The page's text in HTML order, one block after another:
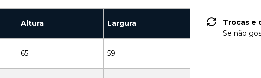
Altura Largura
65 59
Trocas e
Se não